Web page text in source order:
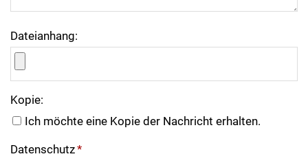
Dateianhang:
Kopie:
Ich möchte eine Kopie der Nachricht erhalten.
Datenschutz*